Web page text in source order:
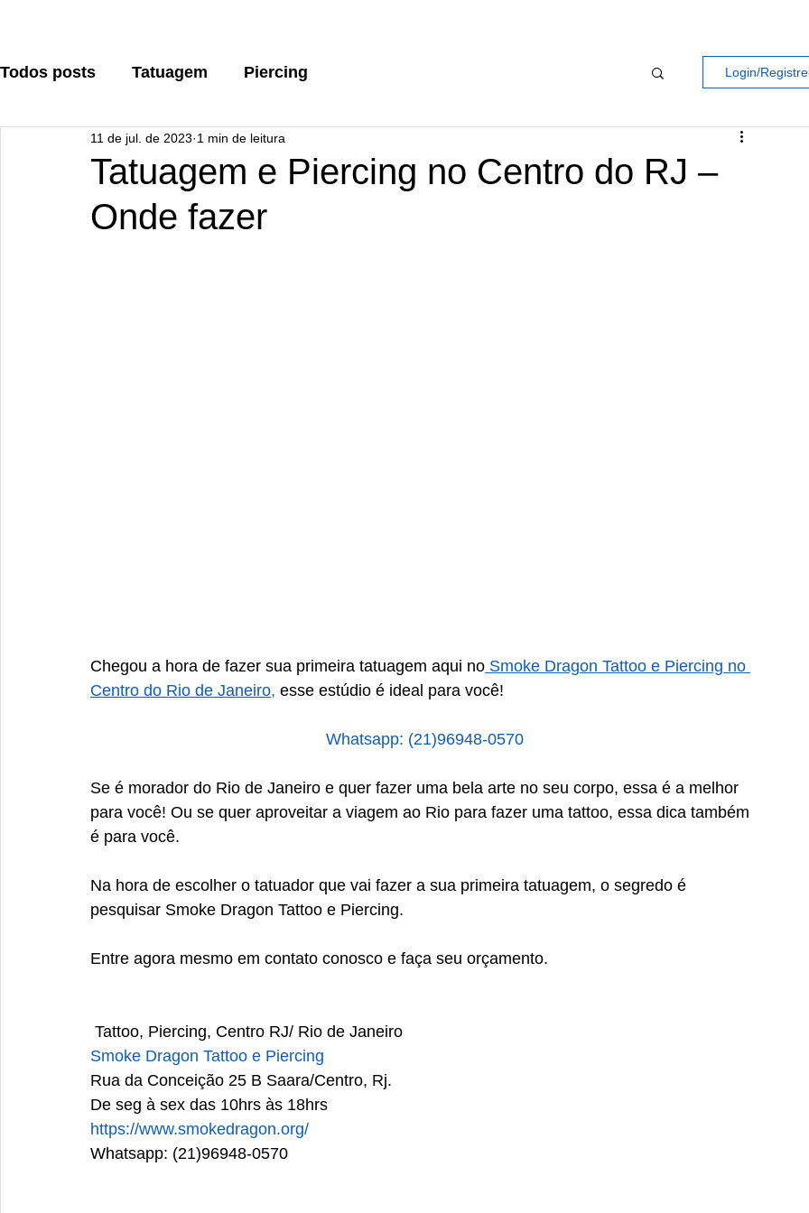
Todos posts Tatuagem Piercing Login/
Tatuagem e Piercing no Centro do RJ –
Onde fazer
11 de jul. de 2023 1 min de leitura
Chegou a hora de fazer sua primeira tatuagem aqui no Smoke Dragon Tattoo e Piercing no
Centro do Rio de Janeiro, esse estúdio é ideal para você!
Whatsapp: (21)96948-0570
Se é morador do Rio de Janeiro e quer fazer uma bela arte no seu corpo, essa é a melhor
para você! Ou se quer aproveitar a viagem ao Rio para fazer uma tattoo, essa dica também
é para você.
Na hora de escolher o tatuador que vai fazer a sua primeira tatuagem, o segredo é
pesquisar Smoke Dragon Tattoo e Piercing.
Entre agora mesmo em contato conosco e faça seu orçamento.
Tattoo, Piercing, Centro RJ/ Rio de Janeiro
Smoke Dragon Tattoo e Piercing
Rua da Conceição 25 B Saara/Centro, Rj.
De seg à sex das 10hrs às 18hrs
https://www.smokedragon.org/
Whatsapp: (21)96948-0570